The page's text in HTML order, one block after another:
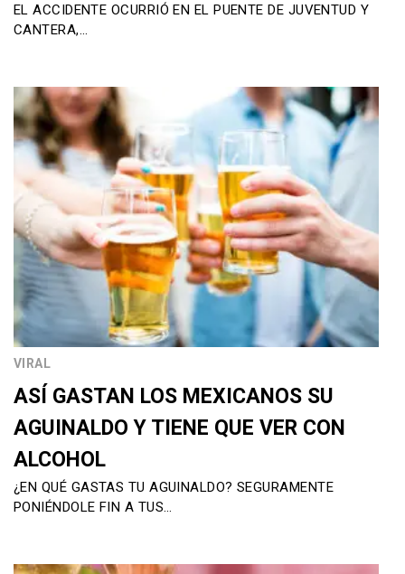
EL ACCIDENTE OCURRIÓ EN EL PUENTE DE JUVENTUD Y
CANTERA,…
VIRAL
ASÍ GASTAN LOS MEXICANOS SU
AGUINALDO Y TIENE QUE VER CON
ALCOHOL
¿EN QUÉ GASTAS TU AGUINALDO? SEGURAMENTE
PONIÉNDOLE FIN A TUS…